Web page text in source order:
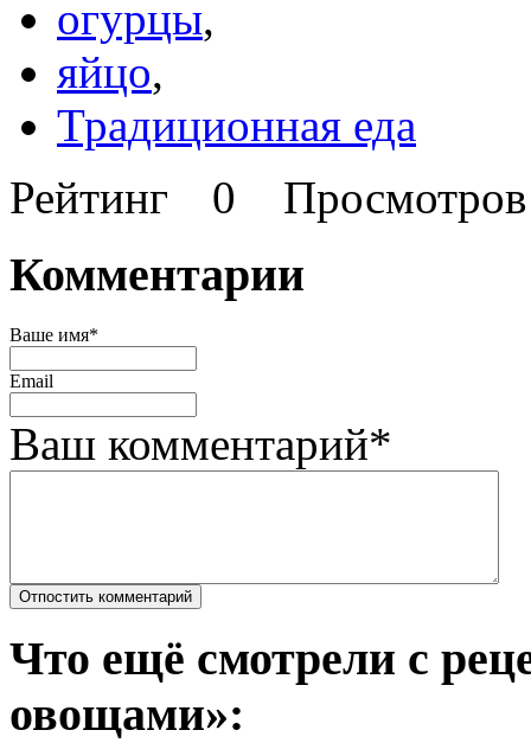
огурцы,
яйцо,
Традиционная еда
Рейтинг
0
Комментарии
Ваше имя*
Email
Ваш комментарий*
Что ещё смотрели с
овощами»: